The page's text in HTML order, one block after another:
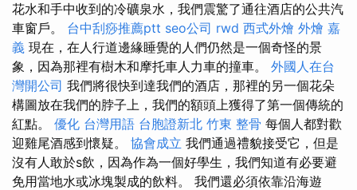
花水和手中收到的冷礦泉水，我們震驚了通往酒店的公共汽
車窗戶。 台中刮痧推薦ptt seo公司 rwd 西式外燴 外燴 嘉
義 現在，在人行道邊緣睡覺的人們仍然是一個奇怪的景
象，因為那裡有樹木和摩托車人力車的撞車。 外國人在台
灣開公司 我們將很快到達我們的酒店，那裡的另一個花朵
構圖放在我們的脖子上，我們的額頭上獲得了第一個傳統的
紅點。 優化 台灣用語 台胞證新北 竹東 整骨 每個人都對歡
迎雞尾酒感到懷疑。 協會成立 我們通過禮貌接受它，但是
沒有人敢於s飲，因為作為一個好學生，我們知道有必要避
免用當地水或冰塊製成的飲料。 我們還必須依靠沿海遊